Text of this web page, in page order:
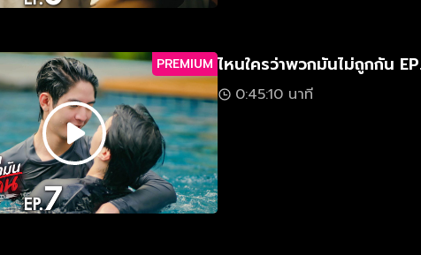
PREMIUM ไหนใครว่าพวกมันไม่ถูกกัน
0:45:10 นาที